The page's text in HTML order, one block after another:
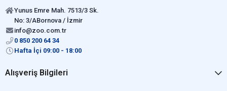
Yunus Emre Mah. 7513/3 Sk.
No: 3/ABornova / İzmir
info@zoo.com.tr
0 850 200 64 34
Hafta İçi 09:00 - 18:00
Alışveriş Bilgileri